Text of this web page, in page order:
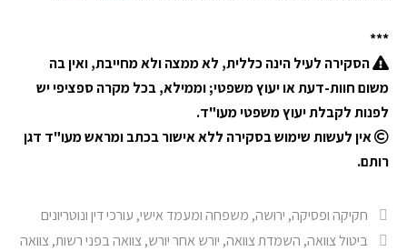
***
הסקירה לעיל הינה כללית, לא ממצה ולא מחייבת, ואין בה
משום חוות-דעת או יעוץ משפטי; וממילא, בכל מקרה ספציפי יש
לפנות לקבלת יעוץ משפטי מעו"ד.
אין לעשות שימוש בסקירה ללא אישור בכתב ומראש מעו"ד דגן
רותם.
חקיקה ופסיקה, ירושה, משפחה ומעמד אישי, עורכי דין ונוטריונים
ביטול צוואה, השמדת צוואה, יורש אחר יורש,צוואה בפני רשות,צוואה